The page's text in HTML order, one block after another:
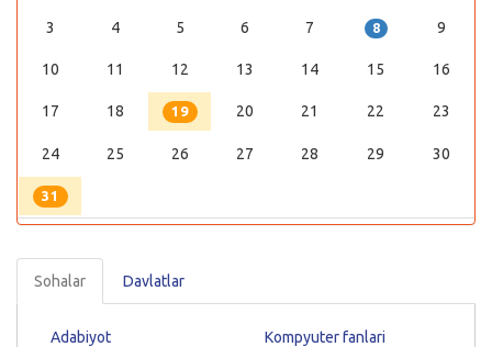
3 4 5 6 7 8 9
10 11 12 13 14 15 16
17 18 19 20 21 22 23
24 25 26 27 28 29 30
31
Sohalar Davlatlar
Adabiyot
Kompyuter fanlari